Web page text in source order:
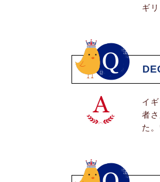
ギ
イ
者
た